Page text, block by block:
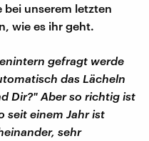
bei unserem letzten
wie es ihr geht.
gefragt werde
das Lächeln
Dir?" Aber so richtig ist
seit einem Jahr ist
sehr